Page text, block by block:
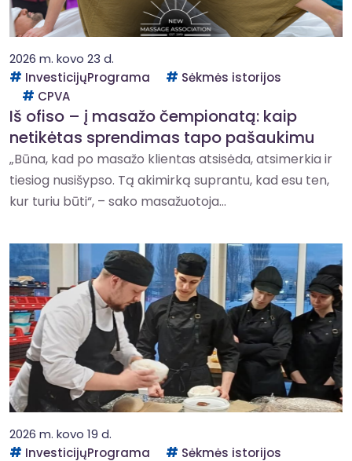
2026 m. kovo 23 d.
InvesticijųPrograma
Sėkmės istorijos
CPVA
Iš ofiso – į masažo čempionatą: kaip
netikėtas sprendimas tapo pašaukimu
„Būna, kad po masažo klientas atsisėda, atsimerkia ir
tiesiog nusišypso. Tą akimirką suprantu, kad esu ten,
kur turiu būti“, – sako masažuotoja...
2026 m. kovo 19 d.
InvesticijųPrograma
Sėkmės istorijos